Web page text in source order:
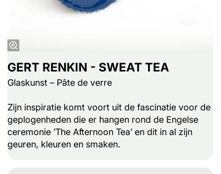
GERT RENKIN - SWEAT TEA
Glaskunst – Pâte de verre
Zijn inspiratie komt voort uit de fascinatie voor de
geplogenheden die er hangen rond de Engelse
ceremonie ’The Afternoon Tea’ en dit in al zijn
geuren, kleuren en smaken.